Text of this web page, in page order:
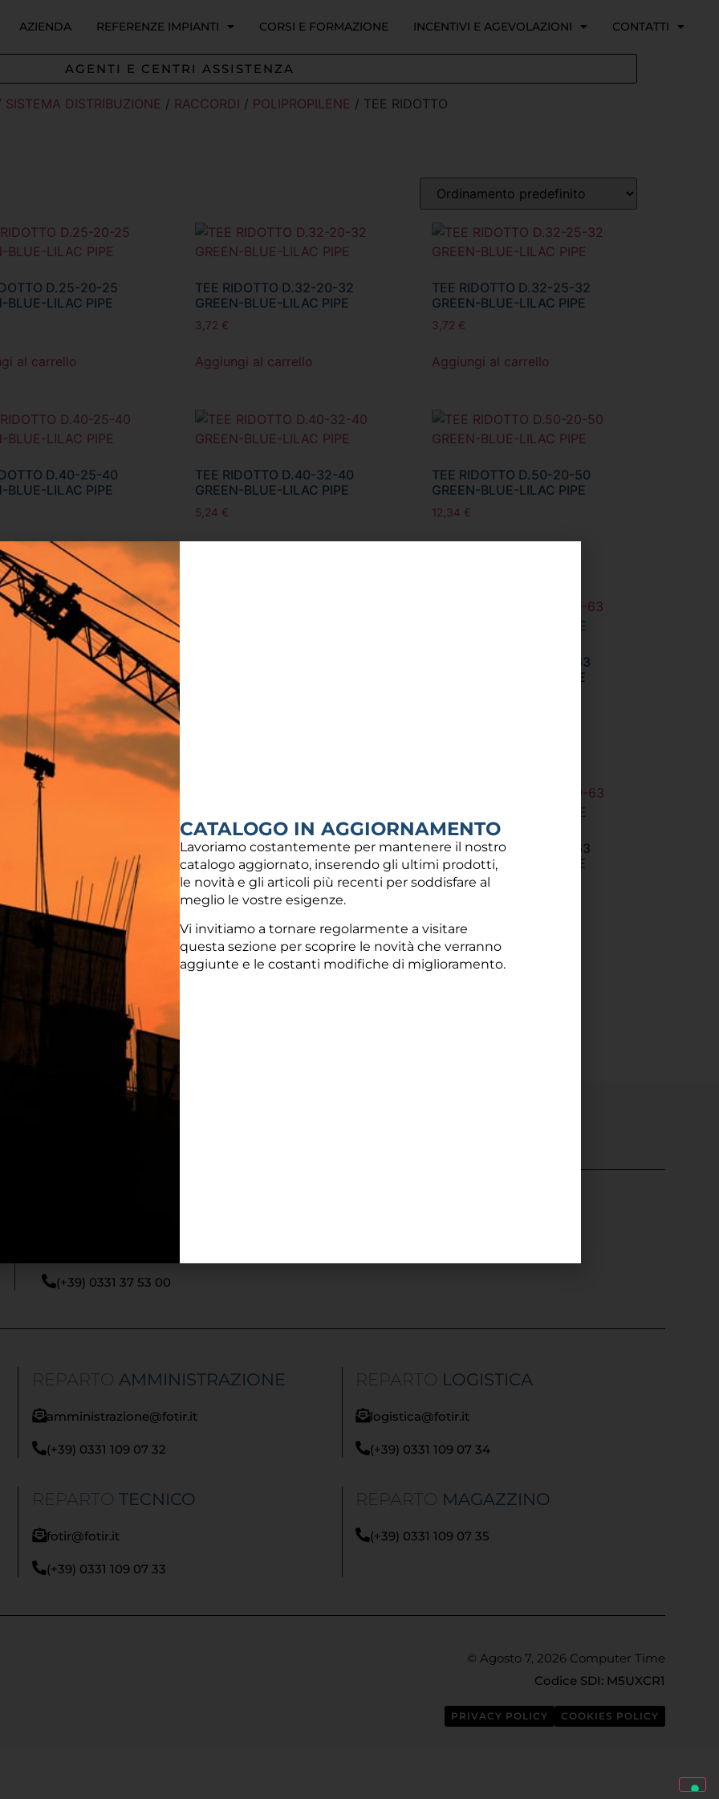
AZIENDA REFERENZE IMPIANTI CORSI E FORMAZIONE INCENTIVI E AGEVOLAZIONI CONTATTI
AGENTI E CENTRI ASSISTENZA
SISTEMA DISTRIBUZIONE / RACCORDI / POLIPROPILENE / TEE RIDOTTO
D.25-20-25
BLUE-LILAC PIPE
al carrello
TEE RIDOTTO D.32-20-32
GREEN-BLUE-LILAC PIPE
3,72 €
Aggiungi al carrello
TEE RIDOTTO D.32-25-32
GREEN-BLUE-LILAC PIPE
3,72 €
Aggiungi al carrello
D.40-25-40
BLUE-LILAC PIPE
al carrello
TEE RIDOTTO D.40-32-40
GREEN-BLUE-LILAC PIPE
5,24 €
TEE RIDOTTO D.50-20-50
GREEN-BLUE-LILAC PIPE
12,34 €
D.50-32-50
BLUE-LILAC PIPE
al carrello
TEE RIDOTTO D.63-20-63
GREEN-BLUE-LILAC PIPE
D.63-32-63
BLUE-LILAC PIPE
al carrello
TEE RIDOTTO D.63-40-63
GREEN-BLUE-LILAC PIPE
19,08€
Aggiungi al carrello
TEE RIDOTTO D.63-50-63
GREEN-BLUE-LILAC PIPE
19,08€
Aggiungi al carrello
(+39) 0331 37 53 00
REPARTO AMMINISTRAZIONE
amministrazione@fotir.it
(+39) 0331 109 07 32
REPARTO LOGISTICA
logistica@fotir.it
(+39) 0331 109 07 34
REPARTO TECNICO
fotir@fotir.it
(+39) 0331 109 07 33
REPARTO MAGAZZINO
(+39) 0331 109 07 35
© Agosto 7, 2026 Computer Time
Codice SDI: M5UXCR1
PRIVACY POLICY COOKIES POLICY
CATALOGO IN AGGIORNAMENTO
Lavoriamo costantemente per mantenere il nostro
catalogo aggiornato, inserendo gli ultimi prodotti,
le novità e gli articoli più recenti per soddisfare al
meglio le vostre esigenze.
Vi invitiamo a tornare regolarmente a visitare
questa sezione per scoprire le novità che verranno
aggiunte e le costanti modifiche di miglioramento.